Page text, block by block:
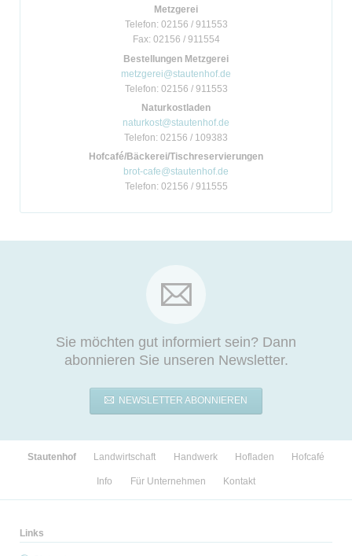
Metzgerei
Telefon: 02156 / 911553
Fax: 02156 / 911554
Bestellungen Metzgerei
metzgerei@stautenhof.de
Telefon: 02156 / 911553
Naturkostladen
naturkost@stautenhof.de
Telefon: 02156 / 109383
Hofcafé/Bäckerei/Tischreservierungen
brot-cafe@stautenhof.de
Telefon: 02156 / 911555
Sie möchten gut informiert sein? Dann
abonnieren Sie unseren Newsletter.
NEWSLETTER ABONNIEREN
Navigation
Stautenhof Landwirtschaft Handwerk Hofladen Hofcafé
Info Für Unternehmen Kontakt
Links